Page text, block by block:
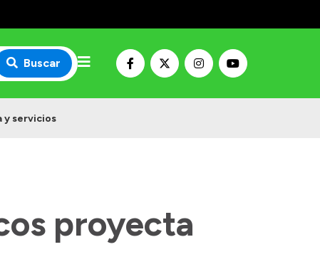
Buscar
y servicios
proyecta